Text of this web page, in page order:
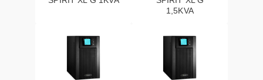
1,5KVA